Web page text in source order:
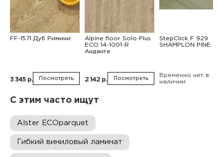
FF-1571 Дуб Римини
3 345 р. Посмотреть
Alpine floor Solo Plus
ЕСО 14-1001-R
Анданте
2 142 р. Посмотреть
StepClick F 929
SHAMPLON PINE
Временно нет в
наличии
С этим часто ищут
Alster ECOparquet
Гибкий виниловый ламинат